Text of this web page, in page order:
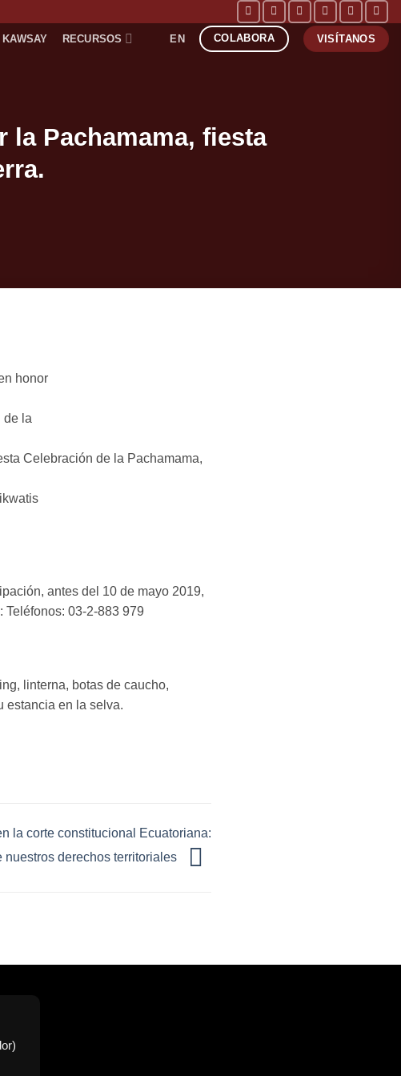
RECURSOS EN COLABORA VISÍTANOS
la Pachamama, fiesta
honor
de la
Celebración de la Pachamama,
antes del 10 de mayo 2019,
03-2-883 979
linterna, botas de caucho,
estancia en la selva.
la corte constitucional Ecuatoriana:
nuestros derechos territoriales